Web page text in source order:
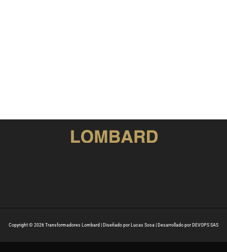
Copyright © 2026 Transformadores Lombard | Diseñado por Lucas Sosa | Desarrollado por DEVOPS SAS